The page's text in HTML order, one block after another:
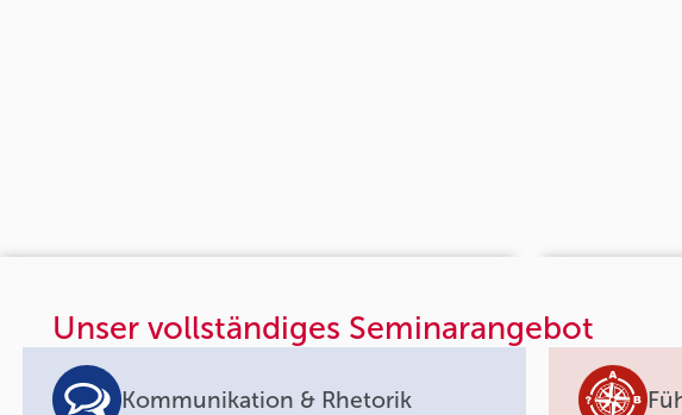
Unser vollständiges Seminarangebot
Kommunikation & Rhetorik